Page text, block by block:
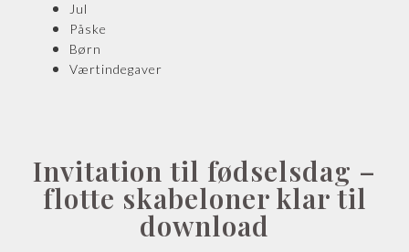
Jul
Påske
Børn
Værtindegaver
Invitation til fødselsdag –
flotte skabeloner klar til
download